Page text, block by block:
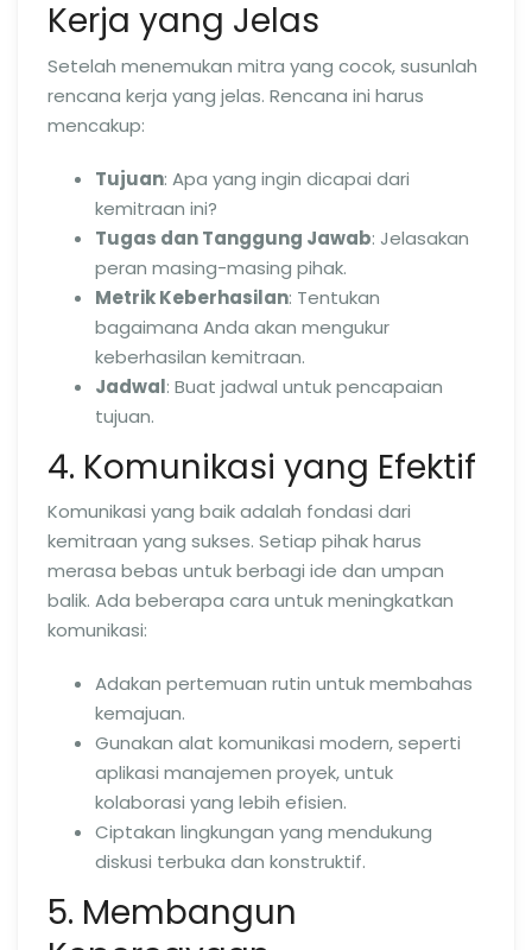
Kerja yang Jelas
Setelah menemukan mitra yang cocok, susunlah
rencana kerja yang jelas. Rencana ini harus
mencakup:
Tujuan: Apa yang ingin dicapai dari
kemitraan ini?
Tugas dan Tanggung Jawab: Jelasakan
peran masing-masing pihak.
Metrik Keberhasilan: Tentukan
bagaimana Anda akan mengukur
keberhasilan kemitraan.
Jadwal: Buat jadwal untuk pencapaian
tujuan.
4. Komunikasi yang Efektif
Komunikasi yang baik adalah fondasi dari
kemitraan yang sukses. Setiap pihak harus
merasa bebas untuk berbagi ide dan umpan
balik. Ada beberapa cara untuk meningkatkan
komunikasi:
Adakan pertemuan rutin untuk membahas
kemajuan.
Gunakan alat komunikasi modern, seperti
aplikasi manajemen proyek, untuk
kolaborasi yang lebih efisien.
Ciptakan lingkungan yang mendukung
diskusi terbuka dan konstruktif.
5. Membangun